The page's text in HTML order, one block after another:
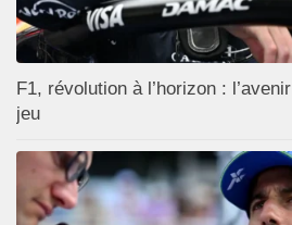
F1, révolution à l’horizon :
jeu